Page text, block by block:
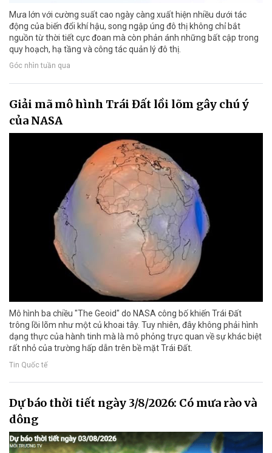
Mưa lớn với cường suất cao ngày càng xuất hiện nhiều dưới tác
động của biến đổi khí hậu, song ngập úng đô thị không chỉ bắt
nguồn từ thời tiết cực đoan mà còn phản ánh những bất cập trong
quy hoạch, hạ tầng và công tác quản lý đô thị.
Góc nhìn tuần qua
Giải mã mô hình Trái Đất lồi lõm gây chú ý
của NASA
Mô hình ba chiều "The Geoid" do NASA công bố khiến Trái Đất
trông lồi lõm như một củ khoai tây. Tuy nhiên, đây không phải hình
dạng thực của hành tinh mà là mô phỏng trực quan về sự khác biệt
rất nhỏ của trường hấp dẫn trên bề mặt Trái Đất.
Tin Quốc tế
Dự báo thời tiết ngày 3/8/2026: Có mưa rào và
dông